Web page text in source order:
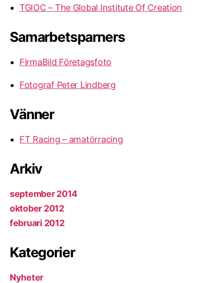
TGIOC – The Global Institute Of Creation
Samarbetsparners
FirmaBild Företagsfoto
Fotograf Peter Lindberg
Vänner
FT Racing – amatörracing
Arkiv
september 2014
oktober 2012
februari 2012
Kategorier
Nyheter